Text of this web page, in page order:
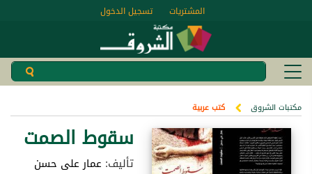
تسجيل الدخول المشتريات
مكتبات الشروق كتب عربية
سقوط الصمت
تأليف: عمار على حسن